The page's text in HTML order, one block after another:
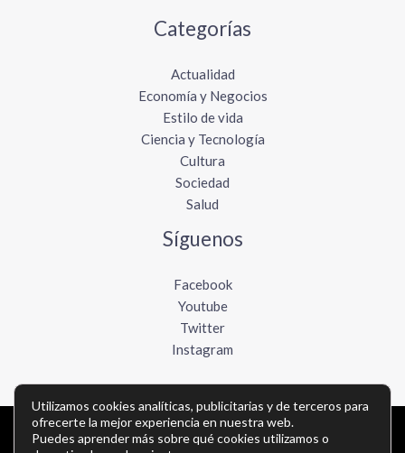
Categorías
Actualidad
Economía y Negocios
Estilo de vida
Ciencia y Tecnología
Cultura
Sociedad
Salud
Síguenos
Facebook
Youtube
Twitter
Instagram
Copyright © Todos los derechos reservados -
Utilizamos cookies analíticas, publicitarias y de terceros para
ofrecerte la mejor experiencia en nuestra web.
Puedes aprender más sobre qué cookies utilizamos o